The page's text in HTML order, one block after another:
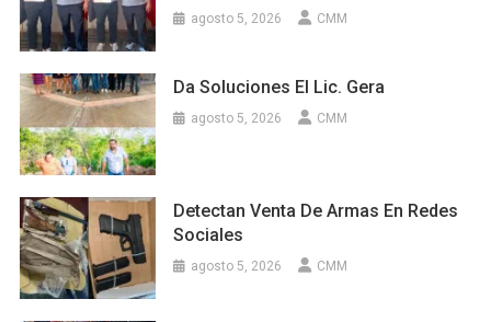
agosto 5, 2026 CMM
Da Soluciones El Lic. Gera
agosto 5, 2026 CMM
Detectan Venta De Armas En Redes
Sociales
agosto 5, 2026 CMM